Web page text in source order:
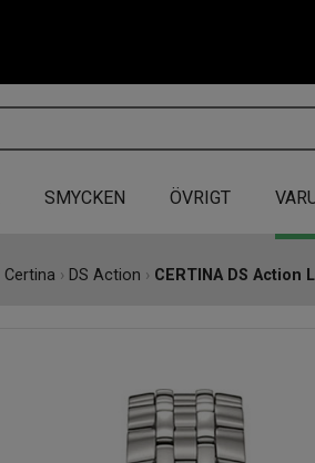
SMYCKEN ÖVRIGT
Certina › DS Action › CERTINA DS Action